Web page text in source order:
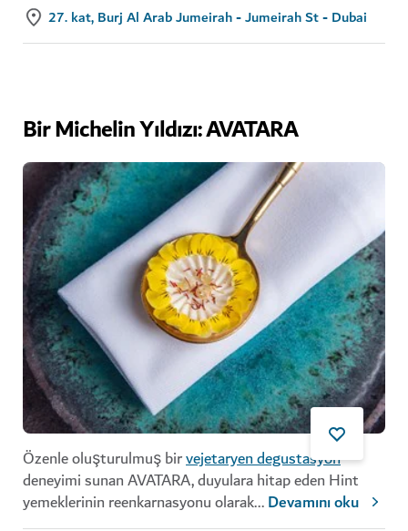
27. kat, Burj Al Arab Jumeirah - Jumeirah St - Dubai
Bir Michelin Yıldızı: AVATARA
Özenle oluşturulmuş birvejetaryen degustasyon
deneyimi sunan AVATARA, duyulara hitap eden Hint
yemeklerinin reenkarnasyonu olarak...Devamını oku